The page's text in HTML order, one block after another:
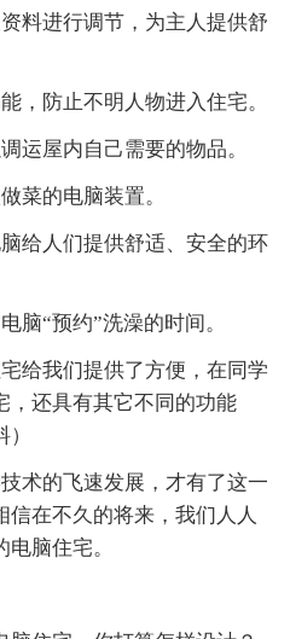
料进行调节，为主人提供舒
，防止不明人物进入住宅。
运屋内自己需要的物品。
菜的电脑装置。
脑给人们提供舒适、安全的环
脑“预约”洗澡的时间。
给我们提供了方便，在同学
，还具有其它不同的功能
术的飞速发展，才有了这一
在不久的将来，我们人人
脑住宅。